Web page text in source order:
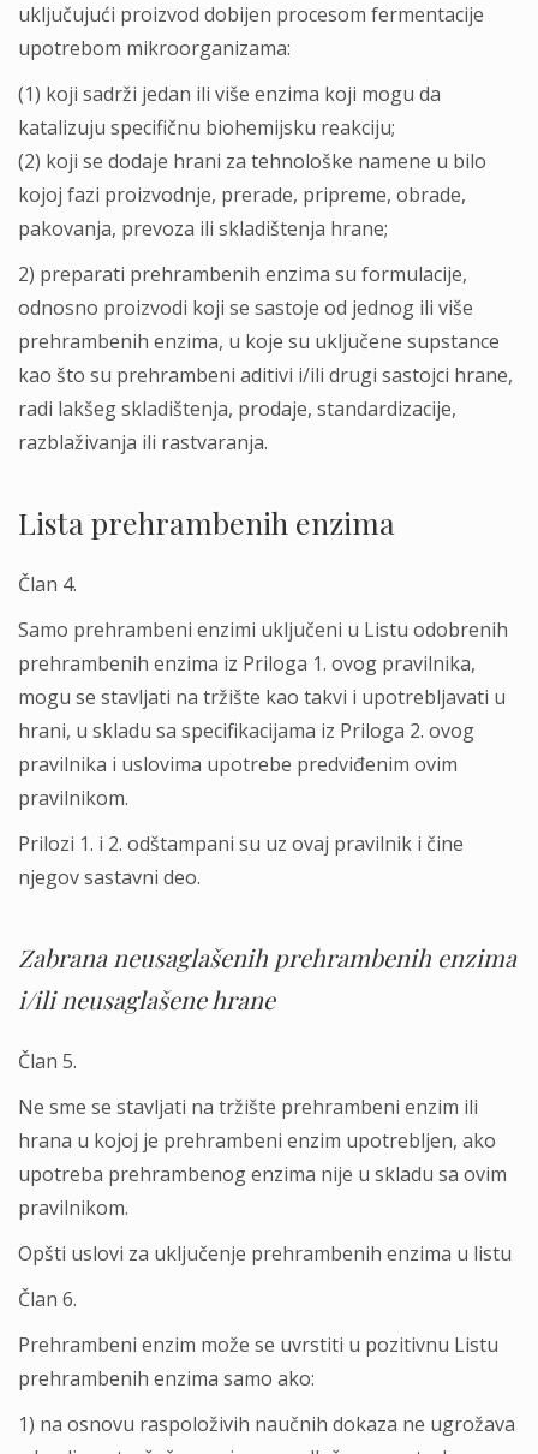
uklјučujući proizvod dobijen procesom fermentacije
upotrebom mikroorganizama:
(1) koji sadrži jedan ili više enzima koji mogu da
katalizuju specifičnu biohemijsku reakciju;
(2) koji se dodaje hrani za tehnološke namene u bilo
kojoj fazi proizvodnje, prerade, pripreme, obrade,
pakovanja, prevoza ili skladištenja hrane;
2) preparati prehrambenih enzima su formulacije,
odnosno proizvodi koji se sastoje od jednog ili više
prehrambenih enzima, u koje su uklјučene supstance
kao što su prehrambeni aditivi i/ili drugi sastojci hrane,
radi lakšeg skladištenja, prodaje, standardizacije,
razblaživanja ili rastvaranja.
Lista prehrambenih enzima
Član 4.
Samo prehrambeni enzimi uklјučeni u Listu odobrenih
prehrambenih enzima iz Priloga 1. ovog pravilnika,
mogu se stavlјati na tržište kao takvi i upotreblјavati u
hrani, u skladu sa specifikacijama iz Priloga 2. ovog
pravilnika i uslovima upotrebe predviđenim ovim
pravilnikom.
Prilozi 1. i 2. odštampani su uz ovaj pravilnik i čine
njegov sastavni deo.
Zabrana neusaglašenih prehrambenih enzima
i/ili neusaglašene hrane
Član 5.
Ne sme se stavlјati na tržište prehrambeni enzim ili
hrana u kojoj je prehrambeni enzim upotreblјen, ako
upotreba prehrambenog enzima nije u skladu sa ovim
pravilnikom.
Opšti uslovi za uklјučenje prehrambenih enzima u listu
Član 6.
Prehrambeni enzim može se uvrstiti u pozitivnu Listu
prehrambenih enzima samo ako:
1) na osnovu raspoloživih naučnih dokaza ne ugrožava